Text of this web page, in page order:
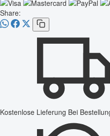
Share:
Kostenlose Lieferung Bei